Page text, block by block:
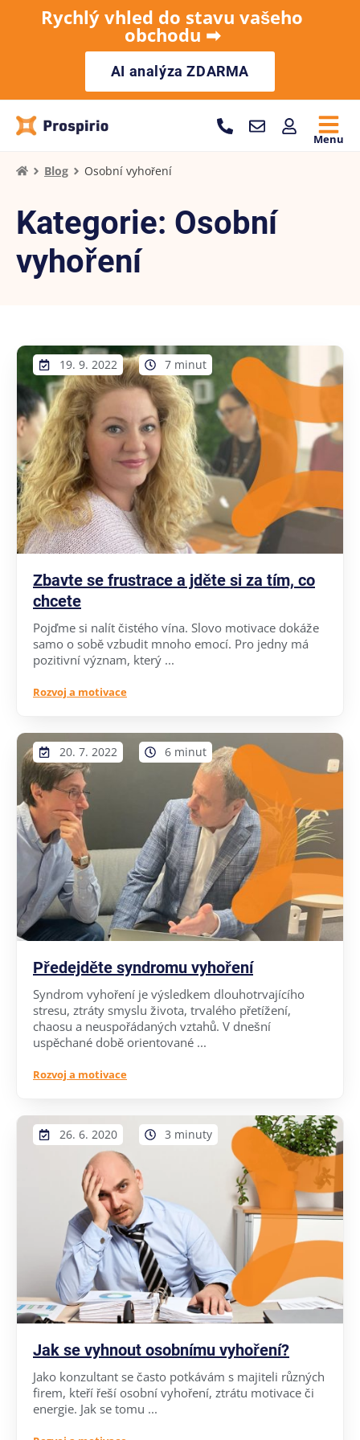
Rychlý vhled do stavu vašeho
obchodu ➡︎
AI analýza ZDARMA
Menu
Blog Osobní vyhoření
Kategorie: Osobní
vyhoření
19. 9. 2022 7 minut
Zbavte se frustrace a jděte si za tím, co
chcete
Pojďme si nalít čistého vína. Slovo motivace dokáže
samo o sobě vzbudit mnoho emocí. Pro jedny má
pozitivní význam, který ...
Rozvoj a motivace
20. 7. 2022 6 minut
Předejděte syndromu vyhoření
Syndrom vyhoření je výsledkem dlouhotrvajícího
stresu, ztráty smyslu života, trvalého přetížení,
chaosu a neuspořádaných vztahů. V dnešní
uspěchané době orientované ...
Rozvoj a motivace
26. 6. 2020 3 minuty
Jak se vyhnout osobnímu vyhoření?
Jako konzultant se často potkávám s majiteli různých
firem, kteří řeší osobní vyhoření, ztrátu motivace či
energie. Jak se tomu ...